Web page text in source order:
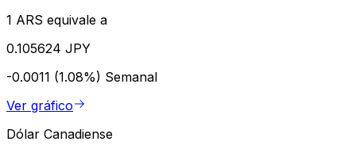
1 ARS equivale a
0.105624 JPY
-0.0011 (1.08%) Semanal
Ver gráfico
Dólar Canadiense